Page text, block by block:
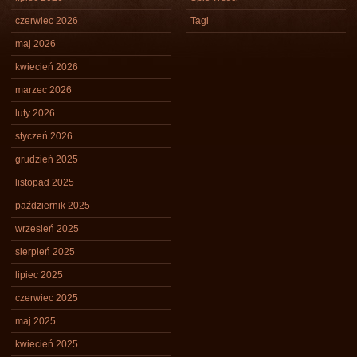
czerwiec 2026
maj 2026
kwiecień 2026
marzec 2026
luty 2026
styczeń 2026
grudzień 2025
listopad 2025
październik 2025
wrzesień 2025
sierpień 2025
lipiec 2025
czerwiec 2025
maj 2025
kwiecień 2025
Tagi